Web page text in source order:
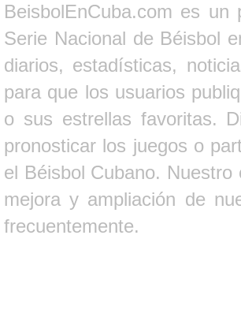
BeisbolEnCuba.com es
Serie Nacional de Béisbol
diarios, estadísticas,
para que los usuarios
o sus estrellas favoritas.
pronosticar los juegos o
el Béisbol Cubano.
mejora y ampliación de
frecuentemente.